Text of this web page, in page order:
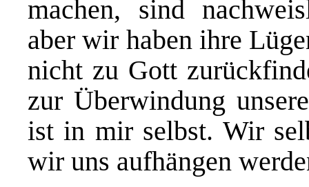
machen, sind
aber wir haben ihre
nicht zu Gott
zur Überwindung
ist in mir selbst. Wir
wir uns aufhängen